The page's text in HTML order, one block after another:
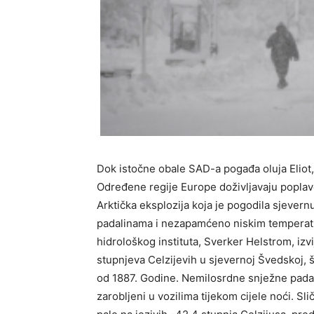
Dok istočne obale SAD-a pogađa oluja
Određene regije Europe doživljavaju
Arktička eksplozija koja je pogodila
padalinama i nezapamćeno niskim
hidrološkog instituta, Sverker Helstrom,
stupnjeva Celzijevih u sjevernoj Švedskoj,
od 1887. Godine. Nemilosrdne snježne
zarobljeni u vozilima tijekom cijele noći.